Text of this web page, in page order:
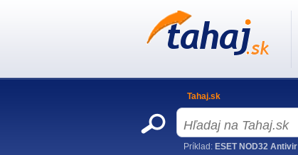
Tahaj.sk
Príklad: ESET NOD32 Antivir